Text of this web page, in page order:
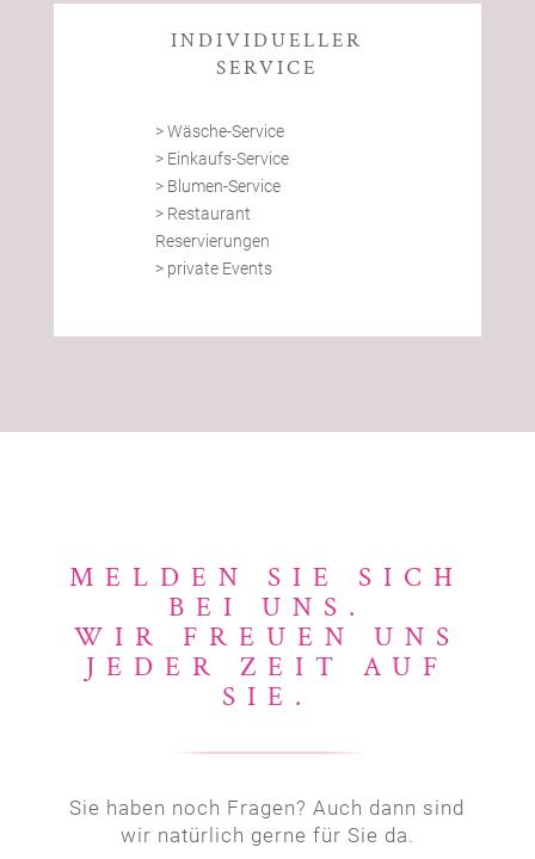
INDIVIDUELLER
SERVICE
> Wäsche-Service
> Einkaufs-Service
> Blumen-Service
> Restaurant
Reservierungen
> private Events
MELDEN SIE SICH
BEI UNS.
WIR FREUEN UNS
JEDER ZEIT AUF
SIE.
Sie haben noch Fragen? Auch dann sind
wir natürlich gerne für Sie da.